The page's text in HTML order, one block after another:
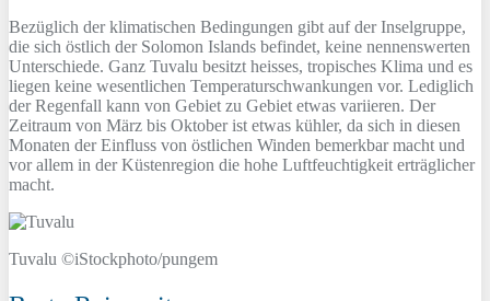
Bezüglich der klimatischen Bedingungen gibt auf der Inselgruppe,
die sich östlich der Solomon Islands befindet, keine nennenswerten
Unterschiede. Ganz Tuvalu besitzt heisses, tropisches Klima und es
liegen keine wesentlichen Temperaturschwankungen vor. Lediglich
der Regenfall kann von Gebiet zu Gebiet etwas variieren. Der
Zeitraum von März bis Oktober ist etwas kühler, da sich in diesen
Monaten der Einfluss von östlichen Winden bemerkbar macht und
vor allem in der Küstenregion die hohe Luftfeuchtigkeit erträglicher
macht.
Tuvalu ©iStockphoto/pungem